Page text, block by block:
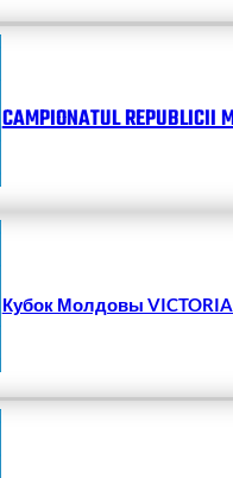
CAMPIONATUL REPUBLICII
Кубок Молдовы